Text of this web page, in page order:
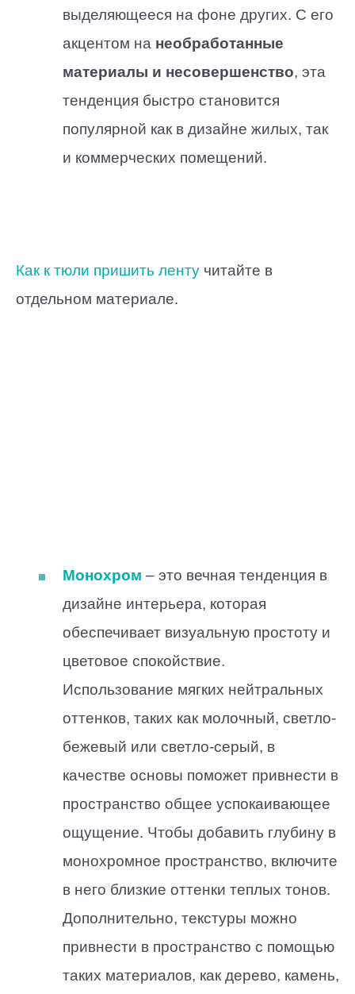
выделяющееся на фоне других. С его
акцентом на необработанные
материалы и несовершенство, эта
тенденция быстро становится
популярной как в дизайне жилых, так
и коммерческих помещений.
Как к тюли пришить ленту читайте в
отдельном материале.
Монохром – это вечная тенденция в
дизайне интерьера, которая
обеспечивает визуальную простоту и
цветовое спокойствие.
Использование мягких нейтральных
оттенков, таких как молочный, светло-
бежевый или светло-серый, в
качестве основы поможет привнести в
пространство общее успокаивающее
ощущение. Чтобы добавить глубину в
монохромное пространство, включите
в него близкие оттенки теплых тонов.
Дополнительно, текстуры можно
привнести в пространство с помощью
таких материалов, как дерево, камень,